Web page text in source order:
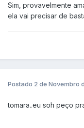
Sim, provavelmente
ela vai precisar de
Postado 2 de Novembro
tomara..eu soh peço